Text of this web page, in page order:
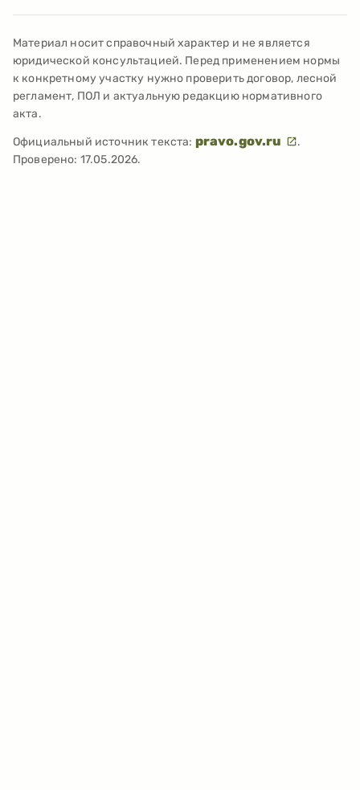
Материал носит справочный характер и не является
юридической консультацией. Перед применением нормы
к конкретному участку нужно проверить договор, лесной
регламент, ПОЛ и актуальную редакцию нормативного
акта.
Официальный источник текста: pravo.gov.ru
.
Проверено: 17.05.2026.